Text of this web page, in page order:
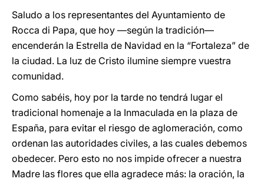
Saludo a los representantes del Ayuntamiento de
Rocca di Papa, que hoy —según la tradición—
encenderán la Estrella de Navidad en la “Fortaleza” de
la ciudad. La luz de Cristo ilumine siempre vuestra
comunidad.
Como sabéis, hoy por la tarde no tendrá lugar el
tradicional homenaje a la Inmaculada en la plaza de
España, para evitar el riesgo de aglomeración, como
ordenan las autoridades civiles, a las cuales debemos
obedecer. Pero esto no nos impide ofrecer a nuestra
Madre las flores que ella agradece más: la oración, la